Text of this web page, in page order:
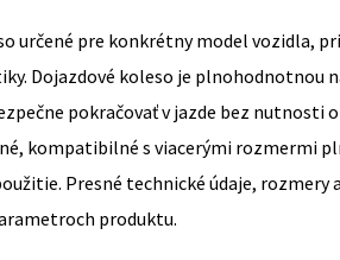
určené pre konkrétny model vozidla,
Dojazdové koleso je plnohodnotnou
pokračovať v jazde bez nutnosti
kompatibilné s viacerými rozmermi
Presné technické údaje,
produktu.